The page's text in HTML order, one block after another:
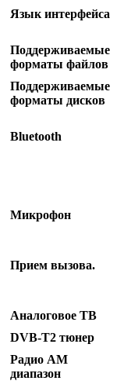
Язык интерфейса
Поддерживаемые
форматы файлов
Поддерживаемые
форматы дисков
Bluetooth
Микрофон
Прием вызова.
Аналоговое ТВ
DVB-T2 тюнер
Радио AM
диапазон